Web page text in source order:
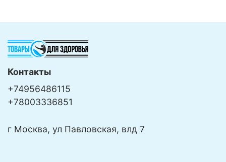
Контакты
+74956486115
+78003336851
г Москва, ул Павловская, влд 7